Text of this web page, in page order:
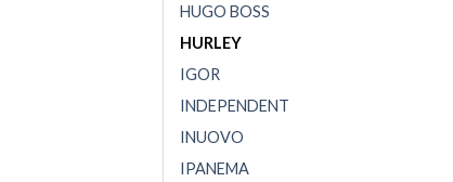
HUGO BOSS
HURLEY
IGOR
INDEPENDENT
INUOVO
IPANEMA